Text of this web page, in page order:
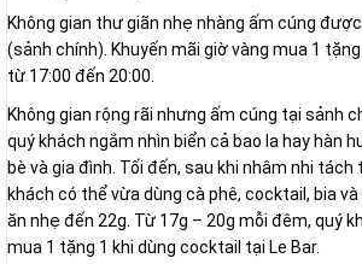
Không gian thư giãn nhẹ nhàng ấm cúng
(sảnh chính). Khuyến mãi giờ vàng mua 1
từ 17:00 đến 20:00.
Không gian rộng rãi nhưng ấm cúng tại sảnh
quý khách ngắm nhìn biển cả bao la hay hàn
bè và gia đình. Tối đến, sau khi nhâm nhi
khách có thể vừa dùng cà phê, cocktail, bia
ăn nhẹ đến 22g. Từ 17g – 20g mỗi đêm, quý
mua 1 tặng 1 khi dùng cocktail tại Le Bar.